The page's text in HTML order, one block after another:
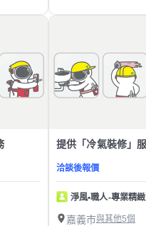
提供「冷氣裝修」
洽談後報價
淨風•職人-專業精緻
嘉義市與其他5個